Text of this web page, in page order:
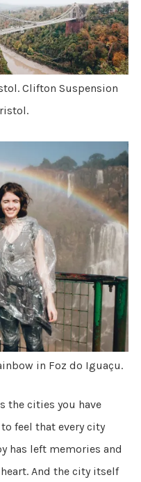
Clifton Suspension
in Foz do Iguaçu.
the cities you have
feel that every city
has left memories and
And the city itself